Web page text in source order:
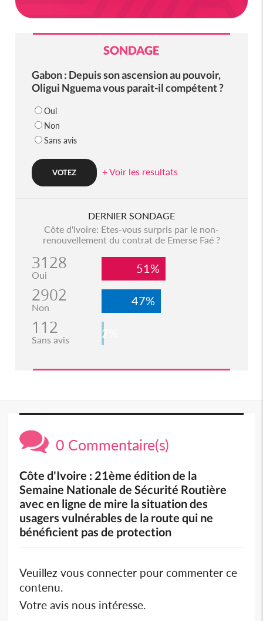
SONDAGE
Gabon : Depuis son ascension au pouvoir,
Oligui Nguema vous parait-il compétent ?
Oui
Non
Sans avis
+ Voir les resultats
DERNIER SONDAGE
Côte d'Ivoire: Etes-vous surpris par le non-
renouvellement du contrat de Emerse Faé ?
3128
Oui 51%
2902
Non 47%
112
Sans avis 2%
0 Commentaire(s)
Côte d'Ivoire : 21ème édition de la
Semaine Nationale de Sécurité Routière
avec en ligne de mire la situation des
usagers vulnérables de la route qui ne
bénéficient pas de protection
Veuillez vous connecter pour commenter ce
contenu.
Votre avis nous intéresse.